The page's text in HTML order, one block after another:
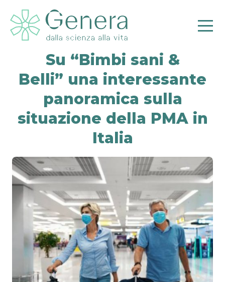
Su “Bimbi sani &
Belli” una interessante
panoramica sulla
situazione della PMA in
Italia